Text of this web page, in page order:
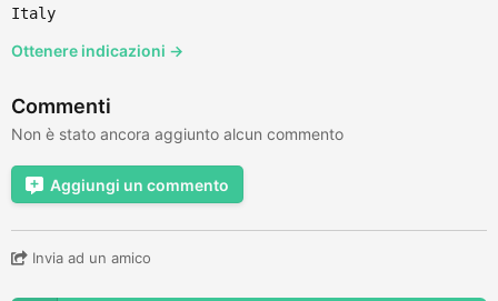
Italy
Ottenere indicazioni →
Commenti
Non è stato ancora aggiunto alcun commento
Aggiungi un commento
Invia ad un amico